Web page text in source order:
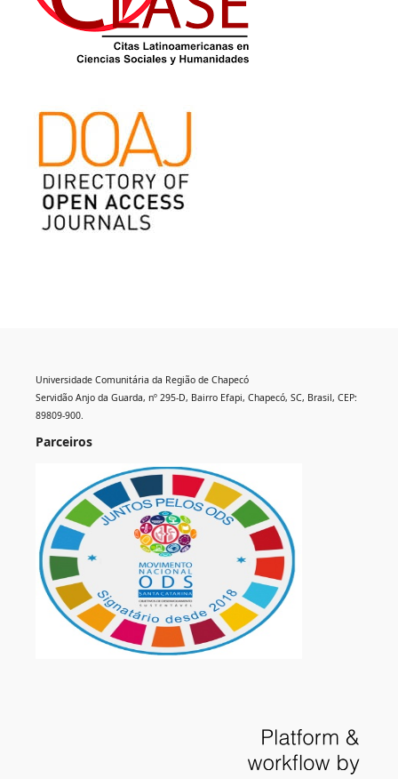
Universidade Comunitária da Região de Chapecó
Servidão Anjo da Guarda, nº 295-D, Bairro Efapi, Chapecó, SC, Brasil, CEP:
89809-900.
Parceiros